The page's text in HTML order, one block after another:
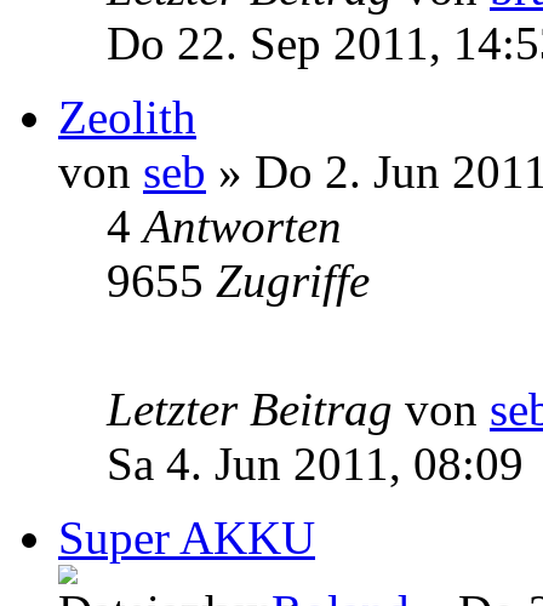
Do 22. Sep 2011,
Zeolith
von seb » Do 2. Jun
4Antworten
9655 Zugriffe
Letzter Beitrag von
Sa 4. Jun 2011, 08:09
Super AKKU